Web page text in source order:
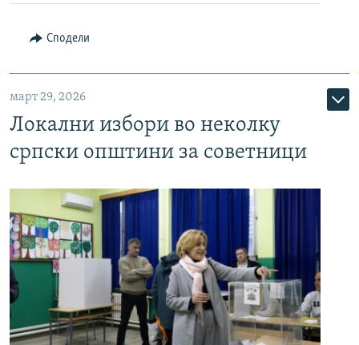
Сподели
март 29, 2026
Локални избори во неколку
српски општини за советници